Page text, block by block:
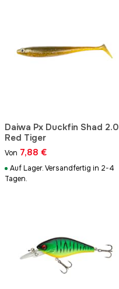
Daiwa Px Duckfin Shad 2.0
Red Tiger
Von 7,88 €
Auf Lager. Versandfertig in 2-4
Tagen.